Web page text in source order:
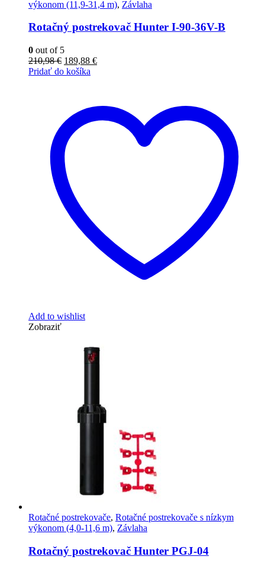
výkonom (11,9-31,4 m), Závlaha
Rotačný postrekovač Hunter I-90-36V-B
0 out of 5
210,98€ Pôvodná
cena
189,88 €Aktuálna
Pridať do košíka
Add to wishlist
Zobraziť
Rotačné postrekovače, Rotačné postrekovače s nízkym
výkonom (4,0-11,6 m), Závlaha
Rotačný postrekovač Hunter PGJ-04